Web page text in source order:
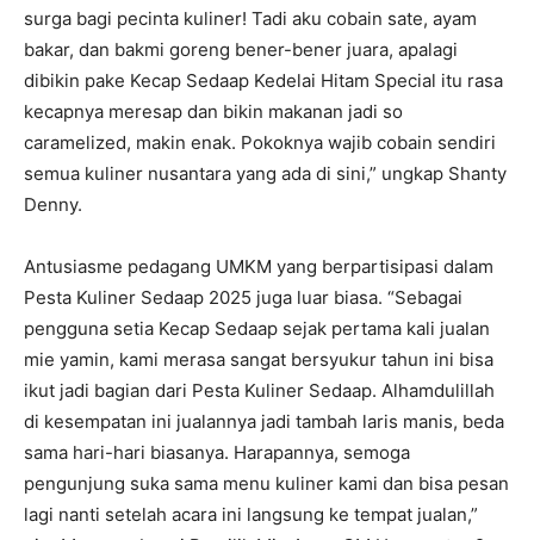
surga bagi pecinta kuliner! Tadi aku cobain sate, ayam
bakar, dan bakmi goreng bener-bener juara, apalagi
dibikin pake Kecap Sedaap Kedelai Hitam Special itu rasa
kecapnya meresap dan bikin makanan jadi so
caramelized, makin enak. Pokoknya wajib cobain sendiri
semua kuliner nusantara yang ada di sini,” ungkap Shanty
Denny.
Antusiasme pedagang UMKM yang berpartisipasi dalam
Pesta Kuliner Sedaap 2025 juga luar biasa. “Sebagai
pengguna setia Kecap Sedaap sejak pertama kali jualan
mie yamin, kami merasa sangat bersyukur tahun ini bisa
ikut jadi bagian dari Pesta Kuliner Sedaap. Alhamdulillah
di kesempatan ini jualannya jadi tambah laris manis, beda
sama hari-hari biasanya. Harapannya, semoga
pengunjung suka sama menu kuliner kami dan bisa pesan
lagi nanti setelah acara ini langsung ke tempat jualan,”